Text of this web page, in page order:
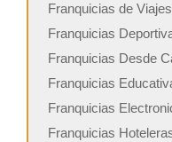
Franquicias de Viajes
Franquicias
Franquicias Desde
Franquicias
Franquicias
Franquicias